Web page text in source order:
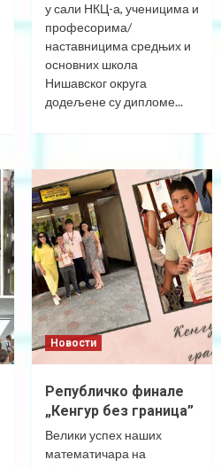
у сали НКЦ-а, ученицима и
професорима/
наставницима средњих и
основних школа
Нишавског округа
додељене су дипломе...
Новости
Републичко финале
„Кенгур без граница”
Велики успех наших
математичара на